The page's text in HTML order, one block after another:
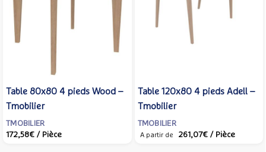
Table 80x80 4 pieds Wood –
Tmobilier
TMOBILIER
172,58€ / Pièce
Table 120x80 4 pieds Adell –
Tmobilier
TMOBILIER
A partir de 261,07€ / Pièce